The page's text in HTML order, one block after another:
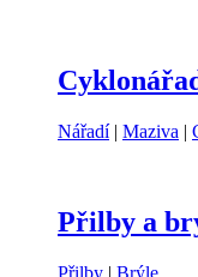
Nářadí| Maziva |
Přilby a